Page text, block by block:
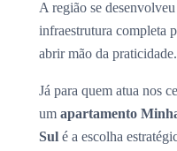
A região se
infraestrutura completa
abrir mão da praticidade.
Já para quem atua nos
um apartamento
Sul é a escolha